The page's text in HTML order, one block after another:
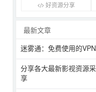
好资源分享
最新文章
迷雾通：免费使用的
分享各大最新影视资源
享